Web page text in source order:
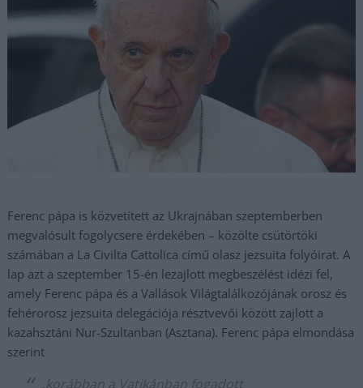
Ferenc pápa is közvetített az Ukrajnában szeptemberben
megvalósult fogolycsere érdekében – közölte csütörtöki
számában a La Civilta Cattolica című olasz jezsuita folyóirat. A
lap azt a szeptember 15-én lezajlott megbeszélést idézi fel,
amely Ferenc pápa és a Vallások Világtalálkozójának orosz és
fehérorosz jezsuita delegációja résztvevői között zajlott a
kazahsztáni Nur-Szultanban (Asztana). Ferenc pápa elmondása
szerint
„korábban a Vatikánban fogadott